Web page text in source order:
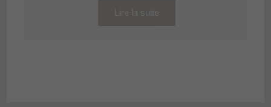
Lire la suite